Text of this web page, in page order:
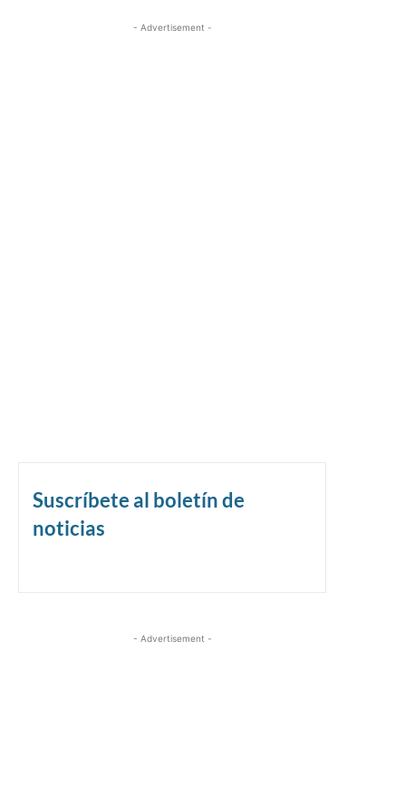
- Advertisement -
Suscríbete al boletín de
noticias
- Advertisement -